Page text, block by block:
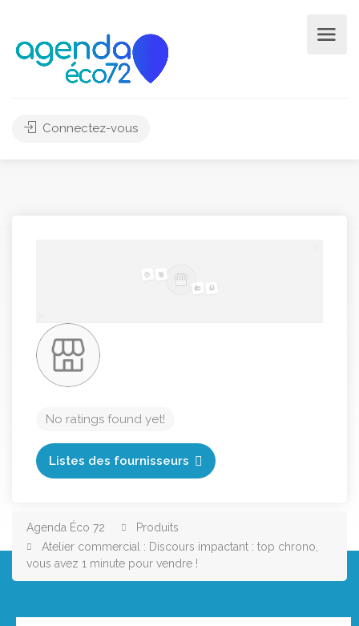
Connectez-vous
No ratings found yet!
Listes des fournisseurs
Agenda Éco 72
Produits
Atelier commercial : Discours impactant : top chrono,
vous avez 1 minute pour vendre !